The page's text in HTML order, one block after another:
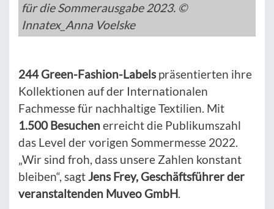
für die Sommerausgabe 2023. ©
Innatex_Anna Voelske
244 Green-Fashion-Labelspräsentierten ihre
Kollektionen auf der Internationalen
Fachmesse für nachhaltige Textilien. Mit
1.500Besuchenerreicht die Publikumszahl
das Level der vorigen Sommermesse 2022.
„Wir sind froh, dass unsere Zahlen konstant
bleiben“, sagtJens Frey, Geschäftsführer der
veranstaltenden Muveo GmbH.